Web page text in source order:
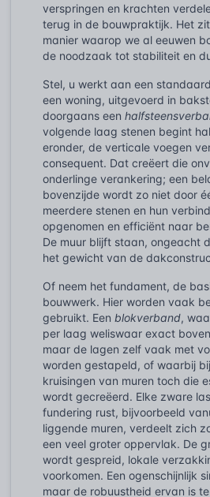
verspringen en krachten
terug in de bouwpraktijk. Het
manier waarop we al eeuwen
de noodzaak tot stabiliteit en
Stel, u werkt aan een
een woning, uitgevoerd in
doorgaans een
volgende laag stenen begint
eronder, de verticale voegen
consequent. Dat creëert die
onderlinge verankering; een
bovenzijde wordt zo niet door
meerdere stenen en hun
opgenomen en efficiënt naar
De muur blijft staan, ongeacht
het gewicht van de
Of neem het fundament, de
bouwwerk. Hier worden vaak
gebruikt. Een blokverband,
per laag weliswaar exact
maar de lagen zelf vaak met
worden gestapeld, of waarbij
kruisingen van muren toch die
wordt gecreëerd. Elke zware
fundering rust, bijvoorbeeld
liggende muren, verdeelt zich
een veel groter oppervlak. De
wordt gespreid, lokale
voorkomen. Een ogenschijnlijk
maar de robuustheid ervan is